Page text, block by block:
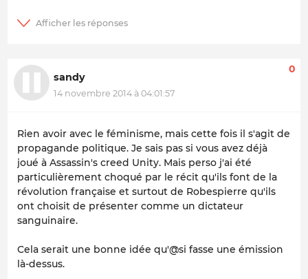
sandy
14 novembre 2014 à 04:01:57
0
Rien avoir avec le féminisme, mais cette fois il s'agit de
propagande politique. Je sais pas si vous avez déjà
joué à Assassin's creed Unity. Mais perso j'ai été
particulièrement choqué par le récit qu'ils font de la
révolution française et surtout de Robespierre qu'ils
ont choisit de présenter comme un dictateur
sanguinaire.
Cela serait une bonne idée qu'@si fasse une émission
là-dessus.